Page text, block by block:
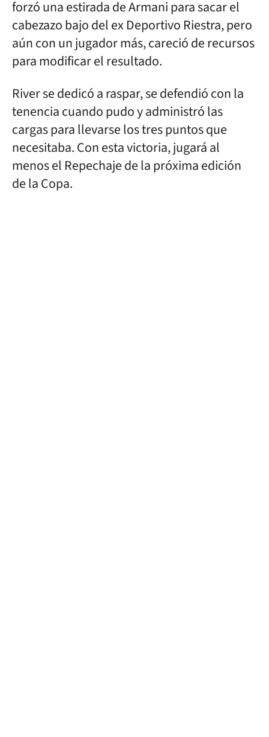
forzó una estirada de Armani para sacar el
cabezazo bajo del ex Deportivo Riestra, pero
aún con un jugador más, careció de recursos
para modificar el resultado.
River se dedicó a raspar, se defendió con la
tenencia cuando pudo y administró las
cargas para llevarse los tres puntos que
necesitaba. Con esta victoria, jugará al
menos el Repechaje de la próxima edición
de la Copa.